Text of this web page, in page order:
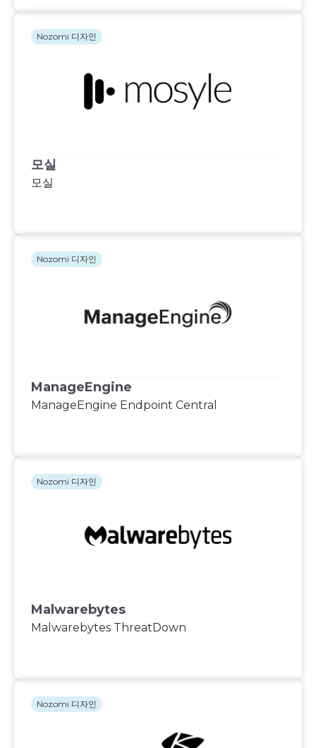
모실
모실
Nozomi 디자인
ManageEngine
ManageEngine Endpoint Central
Nozomi 디자인
Malwarebytes
Malwarebytes ThreatDown
Nozomi 디자인
Nozomi 디자인